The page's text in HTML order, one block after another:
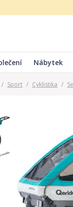
Nábytek
/ Sport / Cyklistika /